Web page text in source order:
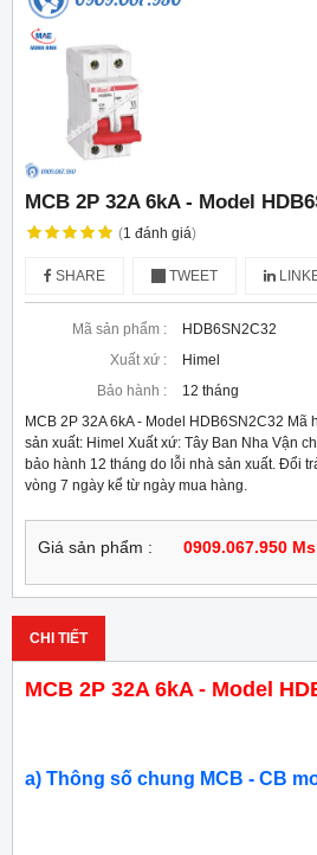
MCB 2P 32A 6kA - Model
(1 đánh giá)
SHARE TWEET
Mã sản phẩm :
HDB6SN2C32
Xuất xứ :
Himel
Bảo hành :
12 tháng
MCB 2P 32A 6kA - Model HDB6SN2C32 Mã
sản xuất: Himel Xuất xứ: Tây Ban Nha Vận
bảo hành 12 tháng do lỗi nhà sản xuất. Đổi
vòng 7 ngày kể từ ngày mua hàng.
Giá sản phẩm : 0909.067.950
CHI TIẾT
MCB 2P 32A 6kA - Model
a) Thông số chung MCB - CB